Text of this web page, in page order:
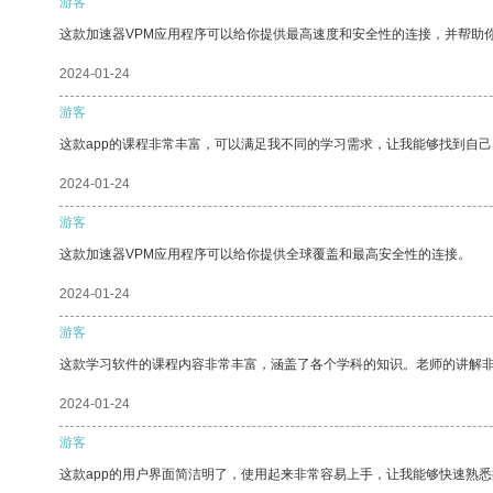
这款加速器VPM应用程序可以给你提供最高速度和安全性的连接，并帮助
2024-01-24
游客
这款app的课程非常丰富，可以满足我不同的学习需求，让我能够找到自
2024-01-24
游客
这款加速器VPM应用程序可以给你提供全球覆盖和最高安全性的连接。
2024-01-24
游客
这款学习软件的课程内容非常丰富，涵盖了各个学科的知识。老师的讲解
2024-01-24
游客
这款app的用户界面简洁明了，使用起来非常容易上手，让我能够快速熟